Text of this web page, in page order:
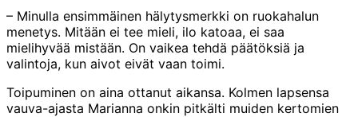
– Minulla ensimmäinen hälytysmerkki on ruokahalun
menetys. Mitään ei tee mieli, ilo katoaa, ei saa
mielihyvää mistään. On vaikea tehdä päätöksiä ja
valintoja, kun aivot eivät vaan toimi.
Toipuminen on aina ottanut aikansa. Kolmen lapsensa
vauva-ajasta Marianna onkin pitkälti muiden kertomien